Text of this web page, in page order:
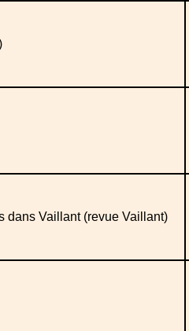
dans Vaillant (revue Vaillant)